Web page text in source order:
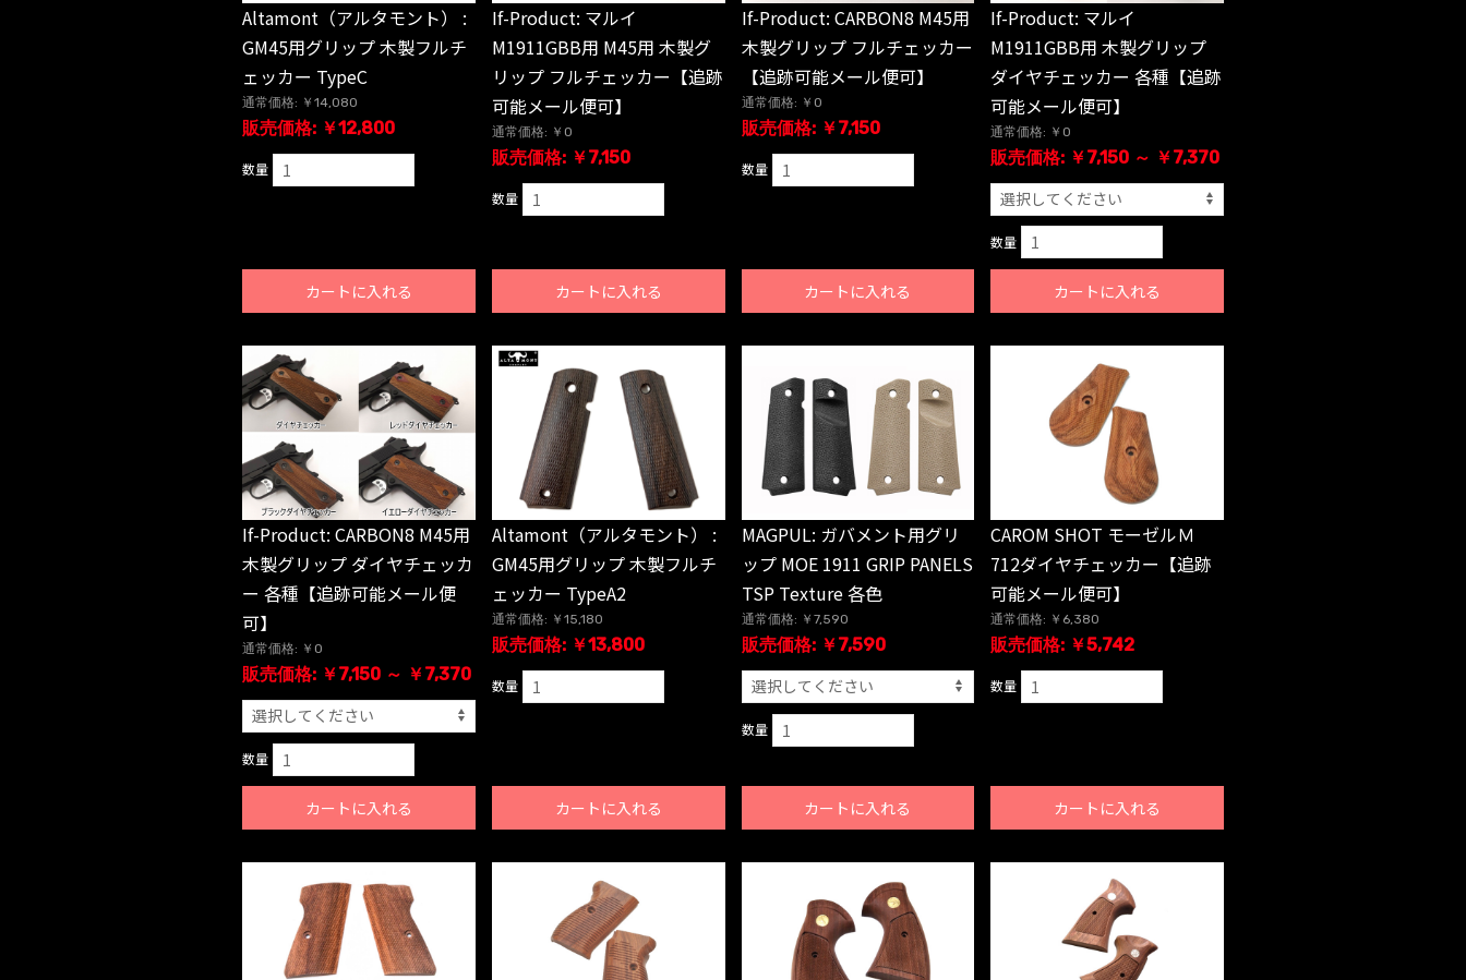
Altamont（アルタモント） :
GM45用グリップ 木製フルチ
ェッカー TypeC
通常価格: ￥14,080
販売価格: ￥12,800
数量
カートに入れる
If-Product: マルイ
M1911GBB用 M45用 木製グ
リップ フルチェッカー【追跡
可能メール便可】
通常価格: ￥0
販売価格: ￥7,150
数量
カートに入れる
If-Product: CARBON8 M45用
木製グリップ フルチェッカー
【追跡可能メール便可】
通常価格: ￥0
販売価格: ￥7,150
数量
カートに入れる
If-Product: マルイ
M1911GBB用 木製グリップ
ダイヤチェッカー 各種【追跡
可能メール便可】
通常価格: ￥0
販売価格: ￥7,150 ～ ￥7,370
数量
カートに入れる
If-Product: CARBON8 M45用
木製グリップ ダイヤチェッカ
ー 各種【追跡可能メール便
可】
通常価格: ￥0
販売価格: ￥7,150 ～ ￥7,370
数量
カートに入れる
Altamont（アルタモント） :
GM45用グリップ 木製フルチ
ェッカー TypeA2
通常価格: ￥15,180
販売価格: ￥13,800
数量
カートに入れる
MAGPUL: ガバメント用グリ
ップ MOE 1911 GRIP PANELS
TSP Texture 各色
通常価格: ￥7,590
販売価格: ￥7,590
数量
カートに入れる
CAROM SHOT モーゼルＭ
712ダイヤチェッカー【追跡
可能メール便可】
通常価格: ￥6,380
販売価格: ￥5,742
数量
カートに入れる